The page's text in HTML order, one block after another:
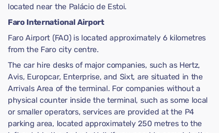
located near the Palácio de Estoi.
Faro International Airport
Faro Airport (FAO) is located approximately 6 kilometres
from the Faro city centre.
The car hire desks of major companies, such as Hertz,
Avis, Europcar, Enterprise, and Sixt, are situated in the
Arrivals Area of the terminal. For companies without a
physical counter inside the terminal, such as some local
or smaller operators, services are provided at the P4
parking area, located approximately 250 metres to the